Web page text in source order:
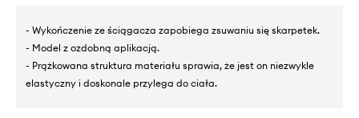
- Wykończenie ze ściągacza zapobiega zsuwaniu się skarpetek.
- Model z ozdobną aplikacją.
- Prążkowana struktura materiału sprawia, że jest on niezwykle
elastyczny i doskonale przylega do ciała.